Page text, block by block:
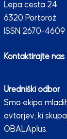
Lepa cesta 24
6320 Portorož
ISSN 2670-4609
Kontaktirajte nas
Uredniški odbor
Smo ekipa
avtorjev, ki
OBALAplus.